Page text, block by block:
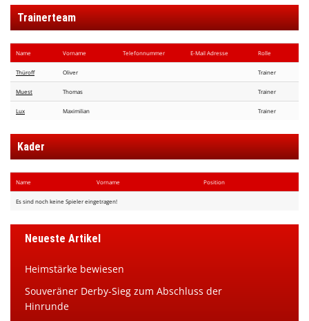
Trainerteam
Name Vorname Telefon​nummer E-Mail Adresse Rolle
Thüroff Oliver Trainer
Muest Thomas Trainer
Lux Maximilian Trainer
Kader
Name Vorname Position
Es sind noch keine Spieler eingetragen!
Neueste Artikel
Heimstärke bewiesen
Souveräner Derby-Sieg zum Abschluss der
Hinrunde